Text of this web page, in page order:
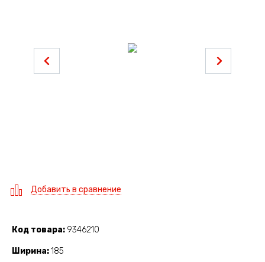
Добавить в сравнение
Код товара 9346210
Ширина 185